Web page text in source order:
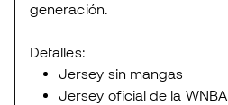
generación.
Detalles:
Jersey sin mangas
Jersey oficial de la WNBA